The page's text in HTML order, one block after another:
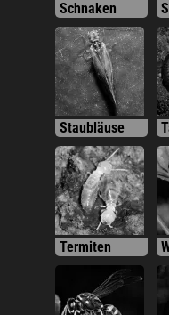
Schnaken
Staubläuse
Termiten